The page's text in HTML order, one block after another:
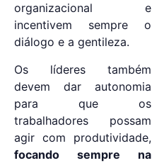
organizacional e
incentivem sempre o
diálogo e a gentileza.
Os líderes também
devem dar autonomia
para que os
trabalhadores possam
agir com produtividade,
focando sempre na